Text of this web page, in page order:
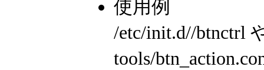
使用例
/etc/init.d//btnctrl
tools/